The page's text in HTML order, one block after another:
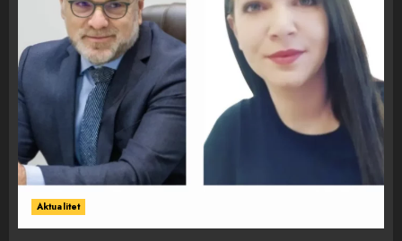
Aktualitet